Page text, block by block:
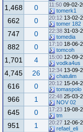
09-02-
11:50
tomerk1
0
1,468
13-02-
20:12
tomer 182
0
662
31-03-
22:38
tomedia
0
747
18-06-
17:10
tomcoh
0
882
12-09-
15:00
vodka4us
4
1,701
13-09-
12:34
chatulim
26
4,745
15-04-
20:12
tomaspolo
0
616
25-03-
22:48
NOV 02
1
966
19-08-
17:23
tm
0
645
12-06-
20:27
refael_eli
1
951